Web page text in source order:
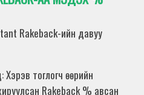
Rakeback-ийн давуу
тоглогч өөрийн
Rakeback % авсан